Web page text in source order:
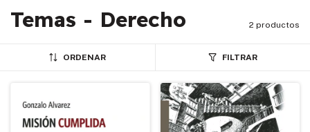
Temas - Derecho 2 productos
ORDENAR FILTRAR